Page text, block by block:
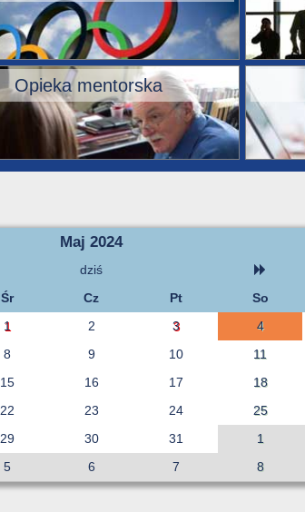
Opieka mentorska
Maj 2024
dziś
Śr Cz Pt So
1 2 3 4
8 9 10 11
15 16 17 18
22 23 24 25
29 30 31 1
5 6 7 8